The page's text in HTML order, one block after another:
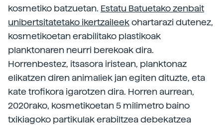
kosmetiko batzuetan. Estatu Batuetako zenbait
unibertsitatetako ikertzaileekohartarazi dutenez,
kosmetikoetan erabilitako plastikoak
planktonaren neurri berekoak dira.
Horrenbestez, itsasora iristean, planktonaz
elikatzen diren animaliek jan egiten dituzte, eta
kate trofikora igarotzen dira. Horren aurrean,
2020rako, kosmetikoetan 5 milimetro baino
txikiagoko partikulak erabiltzea debekatzea